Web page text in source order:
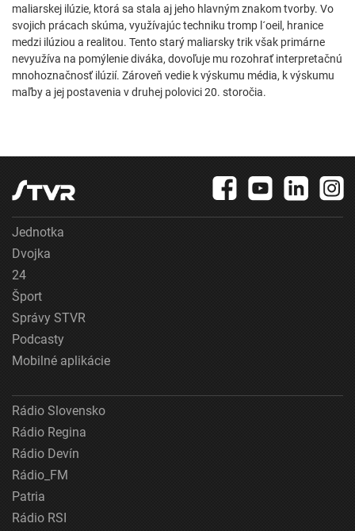
maliarskej ilúzie, ktorá sa stala aj jeho hlavným znakom tvorby. Vo
svojich prácach skúma, využívajúc techniku tromp l´oeil, hranice
medzi ilúziou a realitou. Tento starý maliarsky trik však primárne
nevyužíva na pomýlenie diváka, dovoľuje mu rozohrať interpretačnú
mnohoznačnosť ilúzií. Zároveň vedie k výskumu média, k výskumu
maľby a jej postavenia v druhej polovici 20. storočia.
Jednotka
Dvojka
24
Šport
Správy STVR
Podcasty
Mobilné aplikácie
Rádio Slovensko
Rádio Regina
Rádio Devín
Rádio_FM
Patria
Rádio RSI